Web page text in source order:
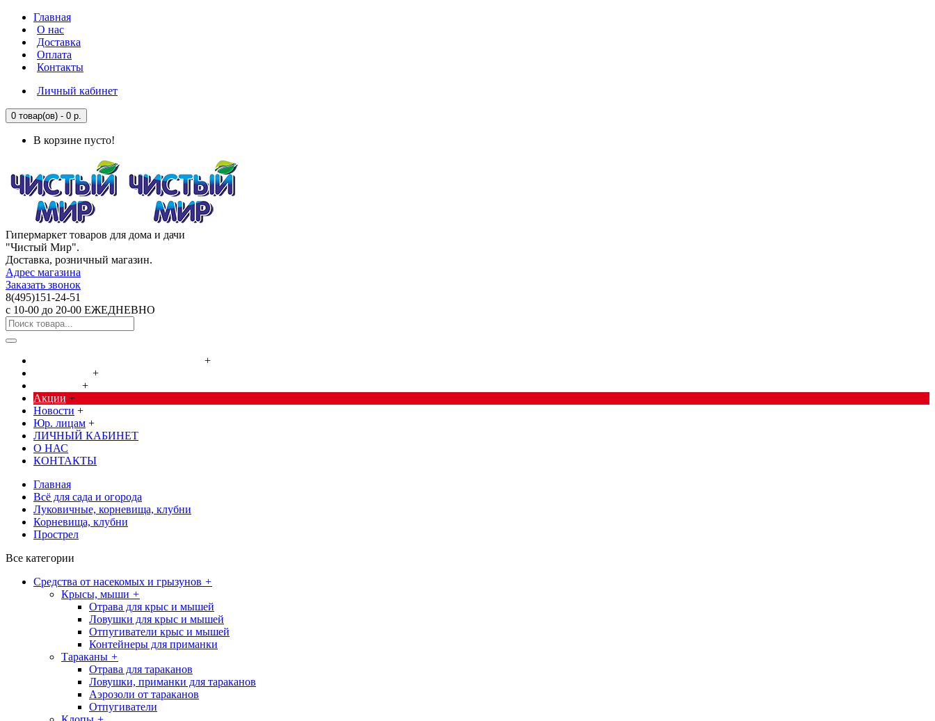
Главная
О нас
Доставка
Оплата
Контакты
Личный кабинет
0 товар(ов) - 0 р.
В корзине пусто!
Гипермаркет товаров для дома и дачи
"Чистый Мир".
Доставка, розничный магазин.
Адрес магазина
Заказать звонок
8(495)151-24-51
с 10-00 до 20-00 ЕЖЕДНЕВНО
+
+
+
Акции +
Новости +
Юр. лицам +
ЛИЧНЫЙ КАБИНЕТ
О НАС
КОНТАКТЫ
Главная
Всё для сада и огорода
Луковичные, корневища, клубни
Корневища, клубни
Прострел
Все категории
Cредства от насекомых и грызунов +
Крысы, мыши +
Отрава для крыс и мышей
Ловушки для крыс и мышей
Отпугиватели крыс и мышей
Контейнеры для приманки
Тараканы +
Отрава для тараканов
Ловушки, приманки для тараканов
Аэрозоли от тараканов
Отпугиватели